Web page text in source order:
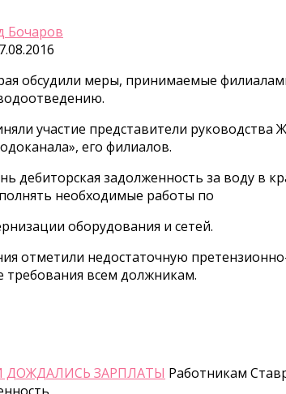
Бочаров
обсудили меры, принимаемые
участие представители
его филиалов.
дебиторская задолженность за воду в
необходимые работы по
оборудования и сетей.
отметили недостаточную
требования всем должникам.
ДОЖДАЛИСЬ ЗАРПЛАТЫ Работникам